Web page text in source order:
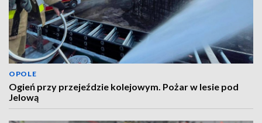
OPOLE
Ogień przy przejeździe kolejowym. Pożar w lesie pod
Jelową